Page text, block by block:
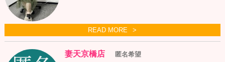
READ MORE
妻天京橋店
匿名希望